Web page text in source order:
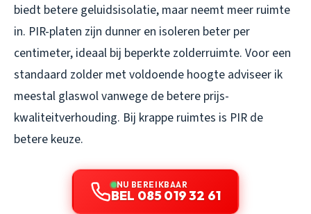
biedt betere geluidsisolatie, maar neemt meer ruimte
in. PIR-platen zijn dunner en isoleren beter per
centimeter, ideaal bij beperkte zolderruimte. Voor een
standaard zolder met voldoende hoogte adviseer ik
meestal glaswol vanwege de betere prijs-
kwaliteitverhouding. Bij krappe ruimtes is PIR de
betere keuze.
NU BEREIKBAAR
BEL 085 019 32 61